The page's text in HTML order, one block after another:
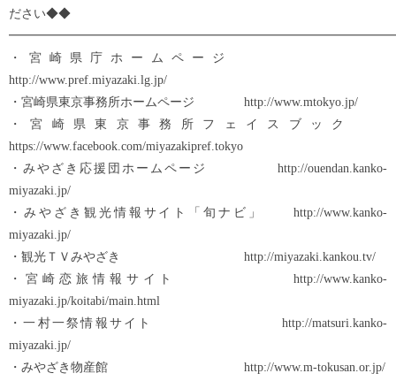
ださい◆◆
・宮崎県庁ホームページ
http://www.pref.miyazaki.lg.jp/
・宮崎県東京事務所ホームページ http://www.mtokyo.jp/
・宮崎県東京事務所フェイスブック
https://www.facebook.com/miyazakipref.tokyo
・みやざき応援団ホームページ http://ouendan.kanko-
miyazaki.jp/
・みやざき観光情報サイト「旬ナビ」 http://www.kanko-
miyazaki.jp/
・観光ＴＶみやざき http://miyazaki.kankou.tv/
・宮崎恋旅情報サイト http://www.kanko-
miyazaki.jp/koitabi/main.html
・一村一祭情報サイト http://matsuri.kanko-
miyazaki.jp/
・みやざき物産館 http://www.m-tokusan.or.jp/